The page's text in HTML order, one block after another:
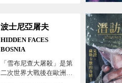
波士尼亞屠夫
HIDDEN FACES
BOSNIA
「雪布尼查大屠殺」是第
二次世界大戰後在歐洲最